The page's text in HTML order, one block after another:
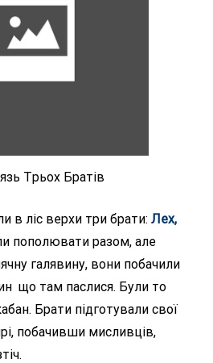
Tрьох Братів
в ліс верхи три брати: Лех,
пополювати разом, але
галявину, вони побачили
що там паслися. Були то
Брати підготували свої
побачивши мисливців,